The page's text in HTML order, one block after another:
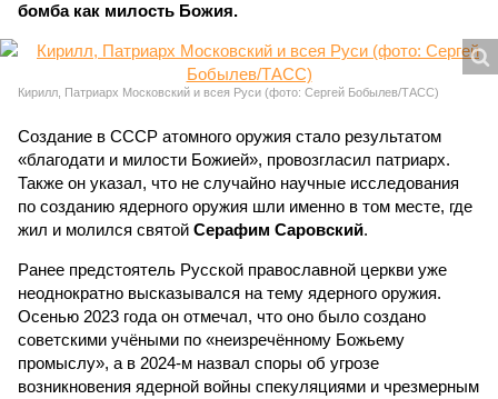
бомба как милость Божия.
Кирилл, Патриарх Московский и всея Руси (фото: Сергей Бобылев/ТАСС)
Создание в СССР атомного оружия стало результатом
«благодати и милости Божией», провозгласил патриарх.
Также он указал, что не случайно научные исследования
по созданию ядерного оружия шли именно в том месте, где
жил и молился святой Серафим Саровский.
Ранее предстоятель Русской православной церкви уже
неоднократно высказывался на тему ядерного оружия.
Осенью 2023 года он отмечал, что оно было создано
советскими учёными по «неизречённому Божьему
промыслу», а в 2024-м назвал споры об угрозе
возникновения ядерной войны спекуляциями и чрезмерным